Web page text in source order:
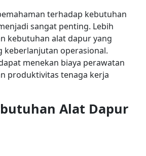
terhadap kebutuhan
sangat penting. Lebih
kebutuhan alat dapur yang
keberlanjutan operasional.
menekan biaya perawatan
produktivitas tenaga kerja
Alat Dapur